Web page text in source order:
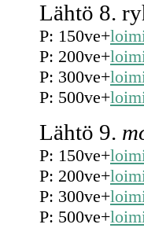
Lähtö 8.
P: 150ve+
P: 200ve+
P: 300ve+
P: 500ve+
Lähtö 9.
P: 150ve+
P: 200ve+
P: 300ve+
P: 500ve+